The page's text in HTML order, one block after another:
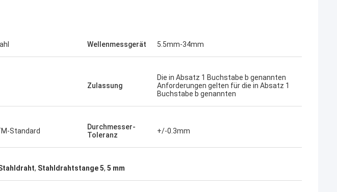
Wellenmessgerät 5.5mm-34mm
Zulassung
Die in Absatz 1 Buchstabe b genannten
Anforderungen gelten für die in Absatz 1
Buchstabe b genannten
Standard
Durchmesser-
Toleranz
+/-0.3mm
, Stahldrahtstange 5, 5 mm